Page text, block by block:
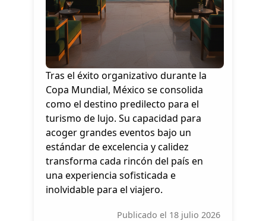
Tras el éxito organizativo durante la
Copa Mundial, México se consolida
como el destino predilecto para el
turismo de lujo. Su capacidad para
acoger grandes eventos bajo un
estándar de excelencia y calidez
transforma cada rincón del país en
una experiencia sofisticada e
inolvidable para el viajero.
Publicado el 18 julio 2026